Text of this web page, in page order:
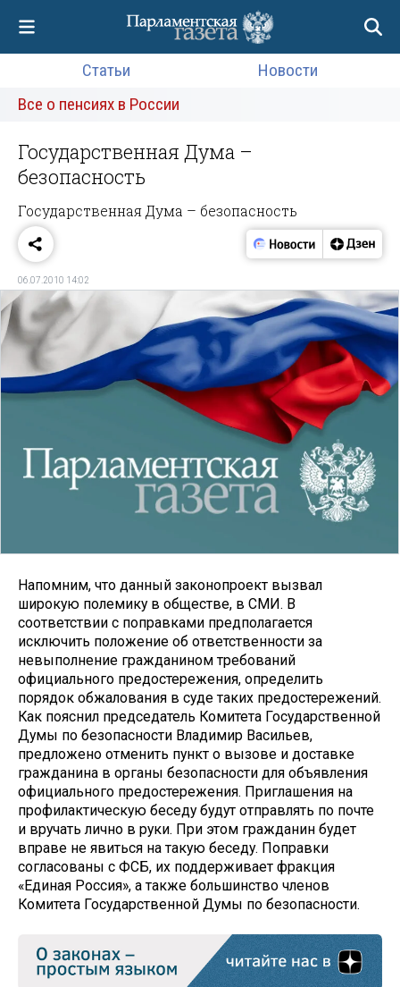
Статьи
Новости
Все о пенсиях в России
Государственная Дума –
безопасность
Государственная Дума – безопасность
06.07.2010 14:02
Напомним, что данный законопроект вызвал
широкую полемику в обществе, в СМИ. В
соответствии с поправками предполагается
исключить положение об ответственности за
невыполнение гражданином требований
официального предостережения, определить
порядок обжалования в суде таких предостережений.
Как пояснил председатель Комитета Государственной
Думы по безопасности Владимир Васильев,
предложено отменить пункт о вызове и доставке
гражданина в органы безопасности для объявления
официального предостережения. Приглашения на
профилактическую беседу будут отправлять по почте
и вручать лично в руки. При этом гражданин будет
вправе не явиться на такую беседу. Поправки
согласованы с ФСБ, их поддерживает фракция
«Единая Россия», а также большинство членов
Комитета Государственной Думы по безопасности.